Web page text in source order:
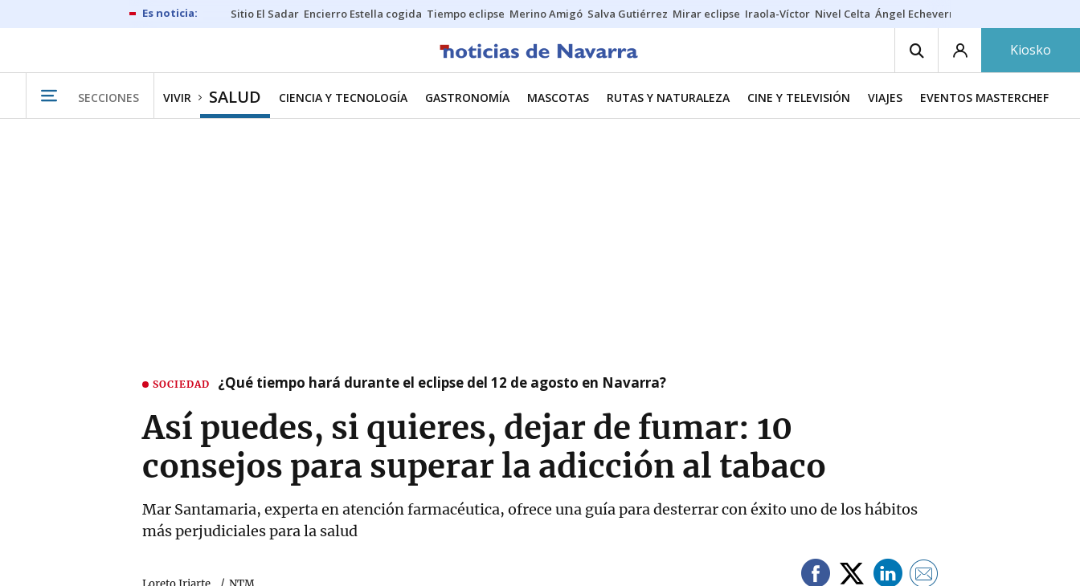
Sitio El Sadar Encierro Estella cogida Tiempo eclipse Merino Amigó Salva Gutiérrez Mirar eclipse Iraola-Víctor Nivel Celta Ángel Echeverría
Kiosko
SECCIONES VIVIR SALUD CIENCIA Y TECNOLOGÍA GASTRONOMÍA MASCOTAS RUTAS Y NATURALEZA CINE Y TELEVISIÓN VIAJES EVENTOS MASTERCHEF
SOCIEDAD ¿Qué tiempo hará durante el eclipse del 12 de agosto en Navarra?
Así puedes, si quieres, dejar de fumar: 10
consejos para superar la adicción al tabaco
Mar Santamaria, experta en atención farmacéutica, ofrece una guía para desterrar con éxito uno de los hábitos
más perjudiciales para la salud